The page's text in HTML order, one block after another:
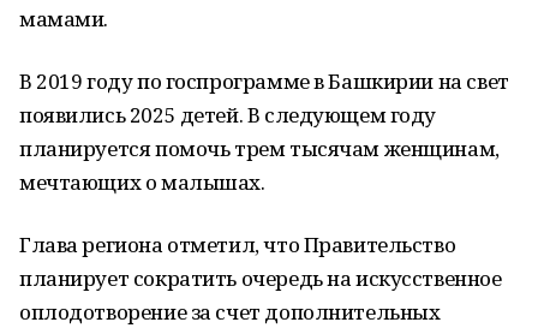
мамами.
В 2019 году по госпрограмме в Башкирии на свет
появились 2025 детей. В следующем году
планируется помочь трем тысячам женщинам,
мечтающих о малышах.
Глава региона отметил, что Правительство
планирует сократить очередь на искусственное
оплодотворение за счет дополнительных